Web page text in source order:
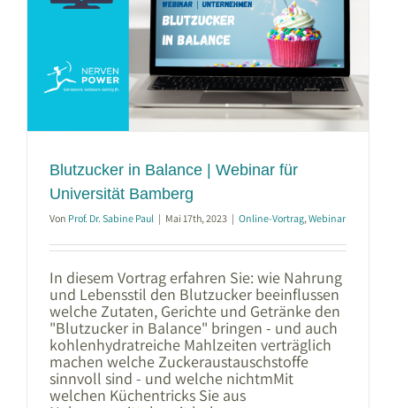
Blutzucker in Balance | Webinar für
Universität Bamberg
Von Prof. Dr. Sabine Paul | Mai 17th, 2023 | Online-Vortrag, Webinar
In diesem Vortrag erfahren Sie: wie Nahrung
und Lebensstil den Blutzucker beeinflussen
welche Zutaten, Gerichte und Getränke den
"Blutzucker in Balance" bringen - und auch
kohlenhydratreiche Mahlzeiten verträglich
machen welche Zuckeraustauschstoffe
sinnvoll sind - und welche nichtmMit
welchen Küchentricks Sie aus